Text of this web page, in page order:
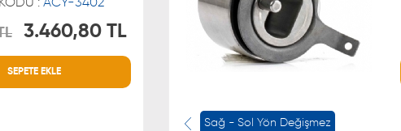
: ACY-3402
3.460,80 TL
SEPETE EKLE
HİZMETLERİ
Sağ - Sol Yön Değişmez